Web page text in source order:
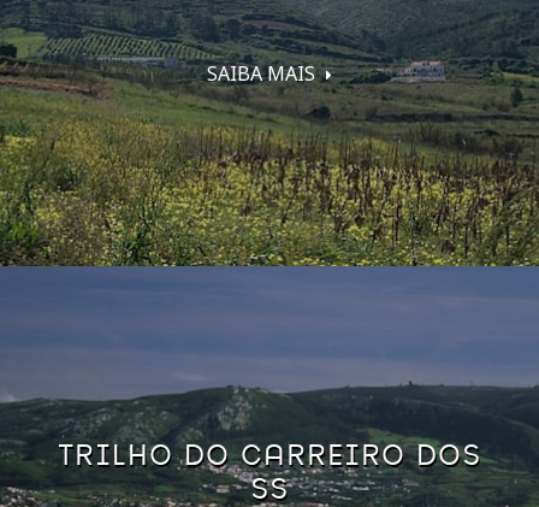
SAIBA MAIS
TRILHO DO CARREIRO DOS
SS